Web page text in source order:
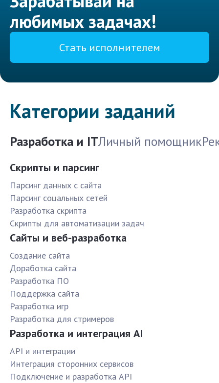
любимых задачах!
Стать исполнителем
Категории заданий
Разработка и ITЛичный помощник
Скрипты и парсинг
Парсинг данных с сайта
Парсинг соцальных сетей
Разработка скрипта
Скрипты для автоматизации задач
Сайты и веб-разработка
Создание сайта
Доработка сайта
Разработка ПО
Поддержка сайта
Разработка игр
Разработка для стримеров
Разработка и интеграция AI
API и интеграции
Интеграция сторонних сервисов
Подключение и разработка API